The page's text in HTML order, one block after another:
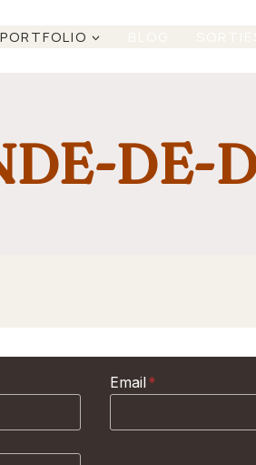
PORTFOLIO
DE-
Email*